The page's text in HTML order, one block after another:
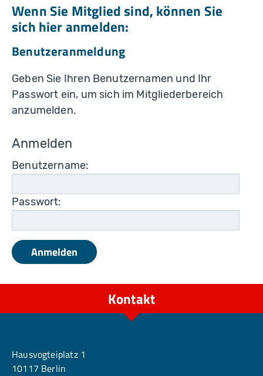
Wenn Sie Mitglied sind, können Sie
sich hier anmelden:
Benutzeranmeldung
Geben Sie Ihren Benutzernamen und Ihr
Passwort ein, um sich im Mitgliederbereich
anzumelden.
Anmelden
Benutzername:
Passwort:
Kontakt
Hausvogteiplatz 1
10117 Berlin